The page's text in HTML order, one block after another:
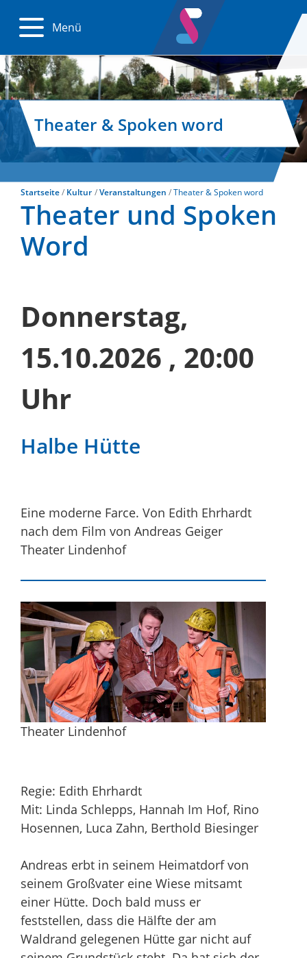
Menü
Theater & Spoken word
Startseite Kultur Veranstaltungen Theater & Spoken word
Theater und Spoken
Word
Donnerstag,
15.10.2026 , 20:00
Uhr
Halbe Hütte
Eine moderne Farce. Von Edith Ehrhardt
nach dem Film von Andreas Geiger
Theater Lindenhof
Theater Lindenhof
Regie: Edith Ehrhardt
Mit: Linda Schlepps, Hannah Im Hof, Rino
Hosennen, Luca Zahn, Berthold Biesinger
Andreas erbt in seinem Heimatdorf von
seinem Großvater eine Wiese mitsamt
einer Hütte. Doch bald muss er
feststellen, dass die Hälfte der am
Waldrand gelegenen Hütte gar nicht auf